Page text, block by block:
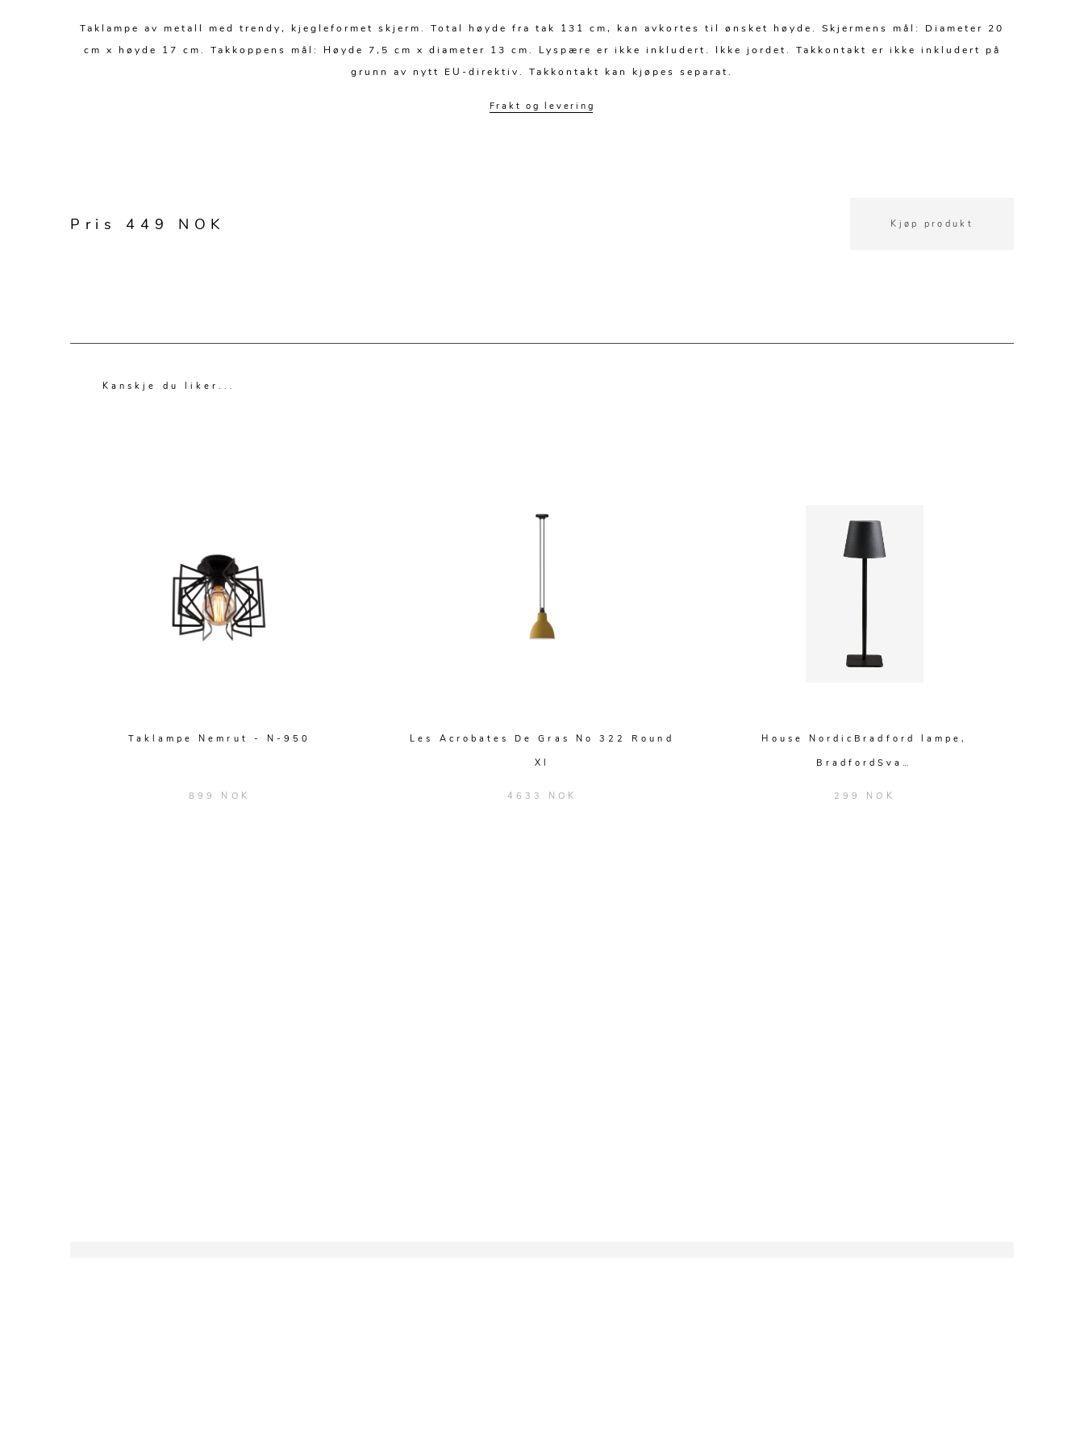
Taklampe av metall med trendy, kjegleformet skjerm. Total høyde fra tak 131 cm, kan avkortes til ønsket høyde. Skjermens mål: Diameter 20
cm x høyde 17 cm. Takkoppens mål: Høyde 7,5 cm x diameter 13 cm. Lyspære er ikke inkludert. Ikke jordet. Takkontakt er ikke inkludert på
grunn av nytt EU-direktiv. Takkontakt kan kjøpes separat.
Frakt og levering
Pris 449 NOK Kjøp produkt
Kanskje du liker...
Taklampe Nemrut - N-950
899 NOK
Les Acrobates De Gras No 322 Round
Xl
4633 NOK
House NordicBradford lampe,
BradfordSva…
299 NOK